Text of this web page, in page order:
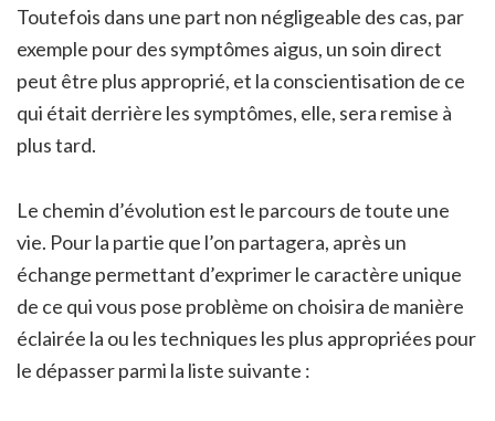
Toutefois dans une part non négligeable des cas, par
exemple pour des symptômes aigus, un soin direct
peut être plus approprié, et la conscientisation de ce
qui était derrière les symptômes, elle, sera remise à
plus tard.
Le chemin d’évolution est le parcours de toute une
vie. Pour la partie que l’on partagera, après un
échange permettant d’exprimer le caractère unique
de ce qui vous pose problème on choisira de manière
éclairée la ou les techniques les plus appropriées pour
le dépasser parmi la liste suivante :